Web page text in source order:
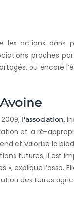
actions dans
proches
ou encore
l’association,
et la ré-
et valorise la
futures, il est
», explique l’asso.
des terres